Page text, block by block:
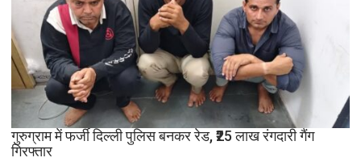
आई
आत्मनिर्भर
बेटियां,
चिता
पर
अकेले
विदा
हो
गुरुग्राम में फर्जी दिल्ली पुलिस बनकर रेड, ₹25 लाख रंगदारी गैंग
गिरफ्तार